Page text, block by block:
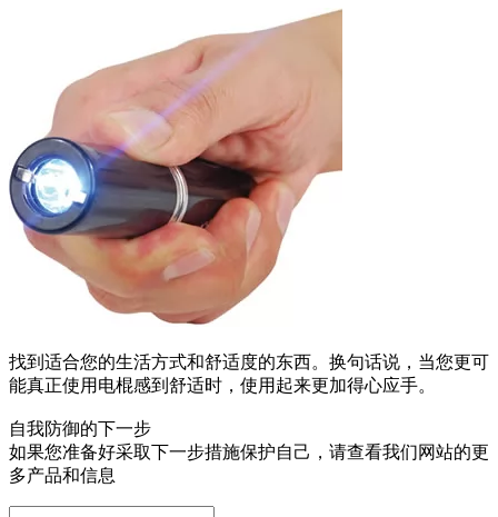
找到适合您的生活方式和舒适度的东西。换句话说，当您更可
能真正使用电棍感到舒适时，使用起来更加得心应手。
自我防御的下一步
如果您准备好采取下一步措施保护自己，请查看我们网站的更
多产品和信息